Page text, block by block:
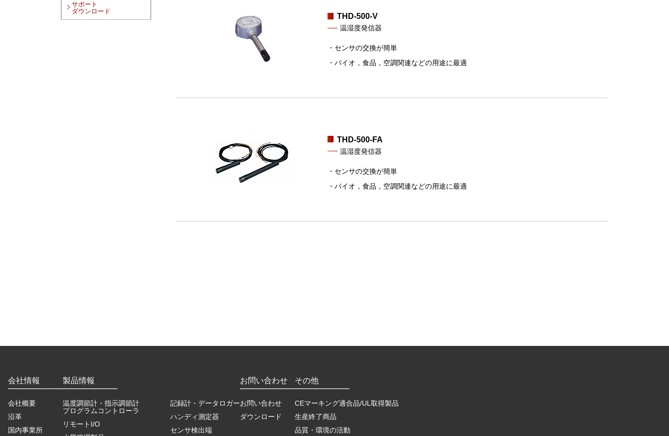
サポート
ダウンロード
THD-500-V
温湿度発信器
・センサの交換が簡単
・バイオ，食品，空調関連などの用途に最適
THD-500-FA
温湿度発信器
・センサの交換が簡単
・バイオ，食品，空調関連などの用途に最適
会社情報
会社概要
沿革
国内事業所
製品情報
温度調節計・指示調節計
プログラムコントローラ
リモートI/O
記録計・データロガー
ハンディ測定器
センサ検出端
お問い合わせ
お問い合わせ
ダウンロード
その他
CEマーキング適合品/UL取得製品
生産終了商品
品質・環境の活動